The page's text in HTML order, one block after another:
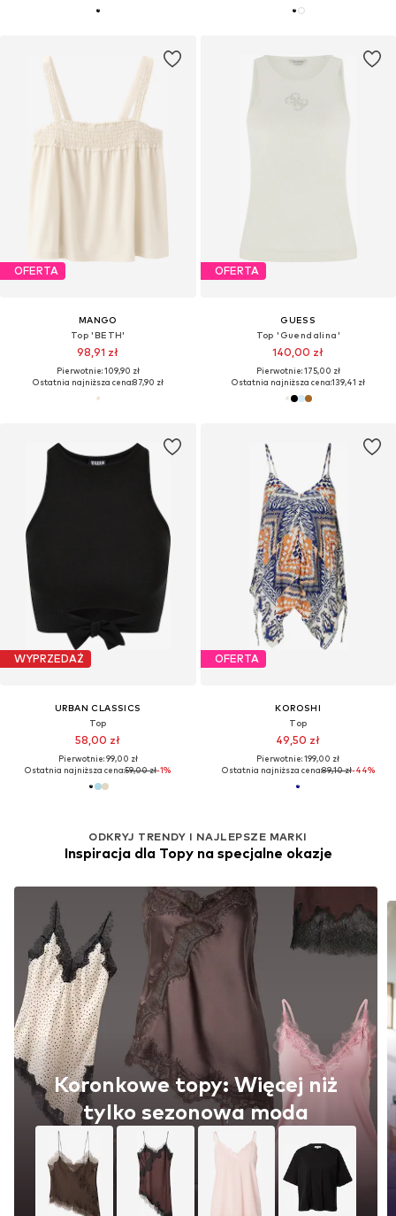
OFERTA
MANGO
Top 'BETH'
98,91 zł
Pierwotnie: 109,90 zł
Ostatnia najniższa cena:87,90 zł
OFERTA
GUESS
Top 'Guendalina'
140,00 zł
Pierwotnie: 175,00 zł
Ostatnia najniższa cena:139,41 zł
WYPRZEDAŻ
URBAN CLASSICS
Top
58,00 zł
Pierwotnie: 99,00 zł
Ostatnia najniższa cena:59,00 zł-1%
OFERTA
KOROSHI
Top
49,50 zł
Pierwotnie: 199,00 zł
Ostatnia najniższa cena:89,10 zł-44%
ODKRYJ TRENDY I NAJLEPSZE MARKI
Inspiracja dla Topy na specjalne okazje
Koronkowe topy: Więcej niż
tylko sezonowa moda